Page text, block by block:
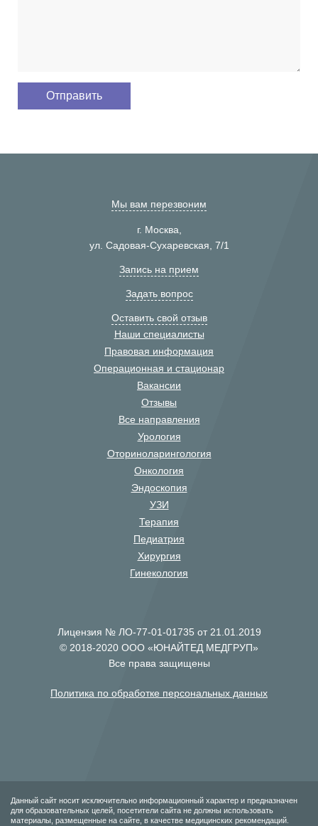
Мы вам перезвоним
г. Москва,
ул. Садовая-Сухаревская, 7/1
Запись на прием
Задать вопрос
Оставить свой отзыв
Наши специалисты
Правовая информация
Операционная и стационар
Вакансии
Отзывы
Все направления
Урология
Оториноларингология
Онкология
Эндоскопия
УЗИ
Терапия
Педиатрия
Хирургия
Гинекология
Лицензия № ЛО-77-01-01735 от 21.01.2019
© 2018-2020 ООО «ЮНАЙТЕД МЕДГРУП»
Все права защищены
Политика по обработке персональных данных
Данный сайт носит исключительно информационный характер и предназначен
для образовательных целей, посетители сайта не должны использовать
материалы, размещенные на сайте, в качестве медицинских рекомендаций.